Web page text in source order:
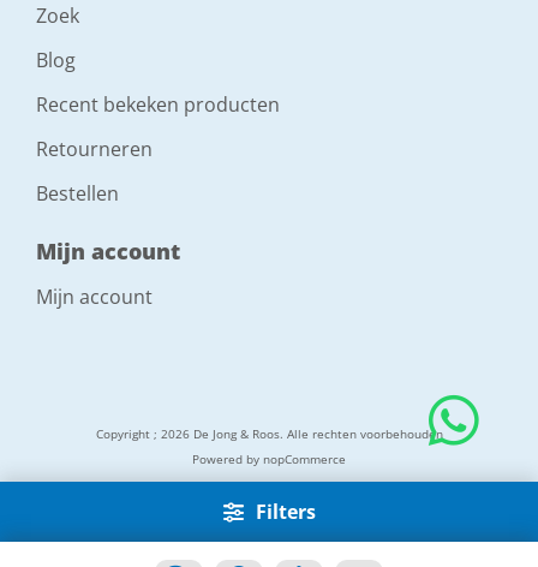
Filters
Zoek
Blog
Recent bekeken producten
Retourneren
Bestellen
Mijn account
Mijn account
Copyright ; 2026 De Jong & Roos. Alle rechten voorbehouden
Powered by nopCommerce